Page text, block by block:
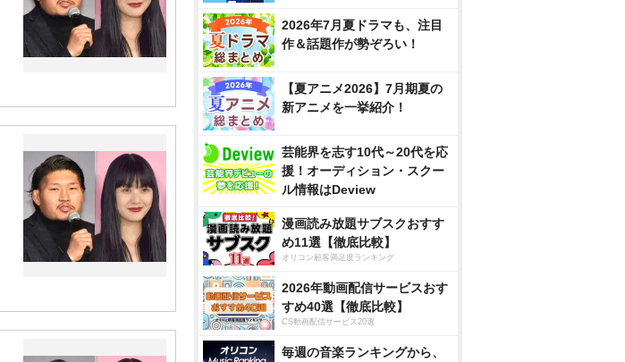
2026年7月夏ドラマも、注目
作＆話題作が勢ぞろい！
【夏アニメ2026】7月期夏の
新アニメを一挙紹介！
芸能界を志す10代～20代を応
援！オーディション・スクー
ル情報はDeview
漫画読み放題サブスクおすす
め11選【徹底比較】
オリコン顧客満足度ランキング
2026年動画配信サービスおす
すめ40選【徹底比較】
CS動画配信サービス20選
毎週の音楽ランキングから、